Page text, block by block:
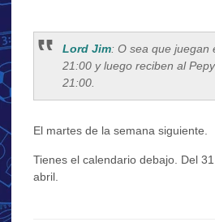
Lord Jim: O sea que juegan
21:00 y luego reciben al
21:00.
El martes de la semana siguiente.
Tienes el calendario debajo. Del
abril.